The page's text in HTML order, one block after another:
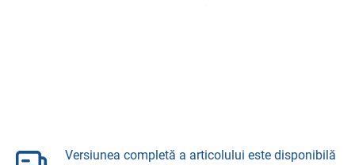
Versiunea completă a articolului este disponibilă